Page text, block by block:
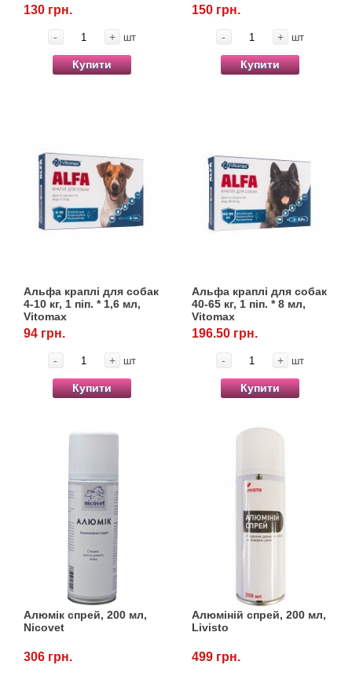
130 грн.
- + шт
Купити
150 грн.
- + шт
Купити
Альфа краплі для собак
4-10 кг, 1 піп. * 1,6 мл,
Vitomax
94 грн.
- + шт
Купити
Альфа краплі для собак
40-65 кг, 1 піп. * 8 мл,
Vitomax
196.50 грн.
- + шт
Купити
Алюмік спрей, 200 мл,
Nicovet
306 грн.
Алюміній спрей, 200 мл,
Livisto
499 грн.